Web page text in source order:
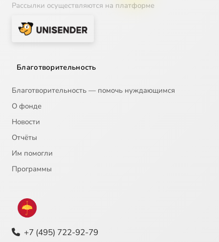
Рассылки осуществляются на платформе
Благотворительность
Благотворительность — помочь нуждающимся
О фонде
Новости
Отчёты
Им помогли
Программы
+7 (495) 722-92-79